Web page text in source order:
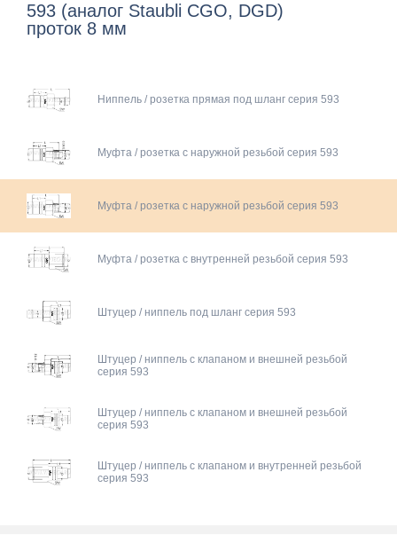
593 (аналог Staubli CGO, DGD)
проток 8 мм
Ниппель / розетка прямая под шланг серия 593
Муфта / розетка с наружной резьбой серия 593
Муфта / розетка с наружной резьбой серия 593
Муфта / розетка с внутренней резьбой серия 593
Штуцер / ниппель под шланг серия 593
Штуцер / ниппель с клапаном и внешней резьбой
серия 593
Штуцер / ниппель с клапаном и внешней резьбой
серия 593
Штуцер / ниппель с клапаном и внутренней резьбой
серия 593